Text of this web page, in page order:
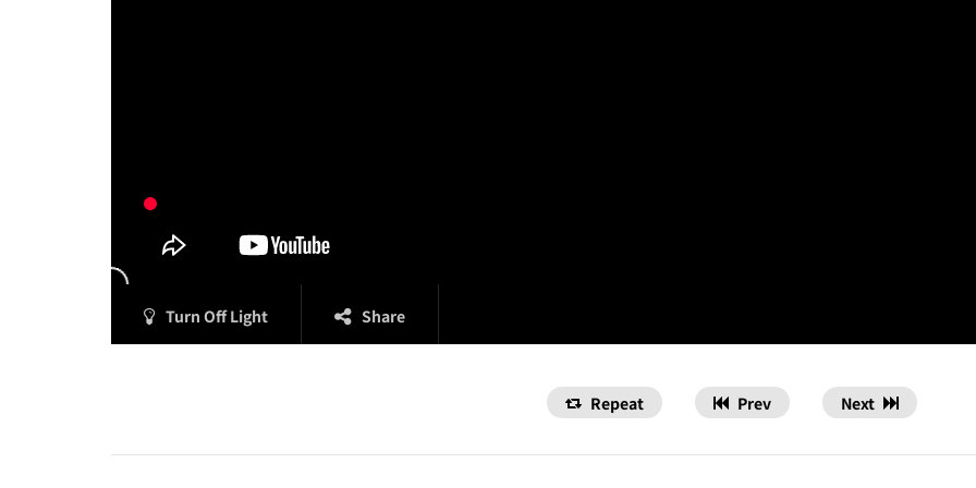
Turn Off Light Share
Repeat Prev Next